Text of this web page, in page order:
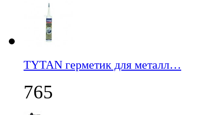
TYTAN герметик для металл…
765